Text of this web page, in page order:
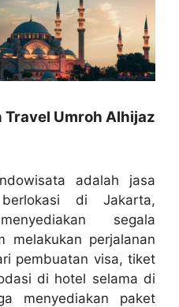
Umroh Alhijaz
adalah jasa
di Jakarta,
segala
melakukan perjalanan
pembuatan visa, tiket
di hotel selama di
menyediakan paket